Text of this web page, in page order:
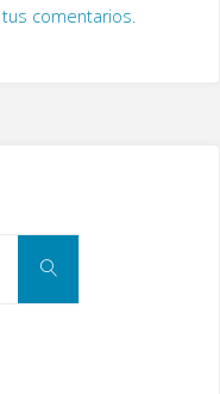
comentarios.
Search